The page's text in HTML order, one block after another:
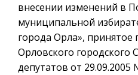
внесении изменений в
муниципальной
города Орла», принятое
Орловского городского
депутатов от 29.09.2005